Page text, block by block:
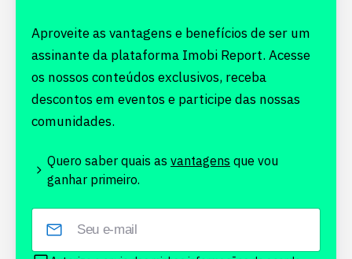
Aproveite as vantagens e benefícios de ser um
assinante da plataforma Imobi Report. Acesse
os nossos conteúdos exclusivos, receba
descontos em eventos e participe das nossas
comunidades.
Quero saber quais as vantagens que vou
ganhar primeiro.